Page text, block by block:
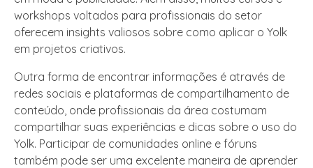
workshops voltados para profissionais do setor
oferecem insights valiosos sobre como aplicar o Yolk
em projetos criativos.
Outra forma de encontrar informações é através de
redes sociais e plataformas de compartilhamento de
conteúdo, onde profissionais da área costumam
compartilhar suas experiências e dicas sobre o uso do
Yolk. Participar de comunidades online e fóruns
também pode ser uma excelente maneira de aprender